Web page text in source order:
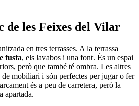
de les Feixes del Vilar
en tres terrasses. A la terrassa
fusta, els lavabos i una font. És un espai
però que també té ombra. Les altres
de mobiliari i són perfectes per jugar o fer
és a peu de carretera, però la
apartada.